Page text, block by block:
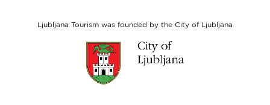
Ljubljana Tourism was founded by the City of Ljubljana